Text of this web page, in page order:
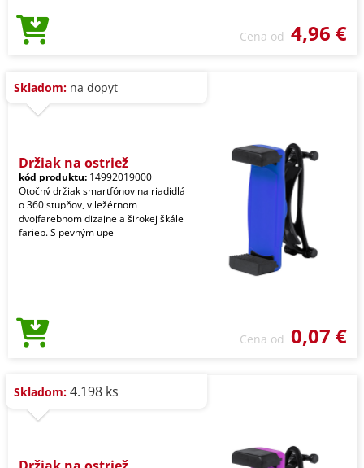
Cena od 4,96 €
Skladom: na dopyt
Držiak na ostriež
kód produktu: 14992019000
Otočný držiak smartfónov na riadidlá
o 360 stupňov, v ležérnom
dvojfarebnom dizajne a širokej škále
farieb. S pevným upe
Cena od 0,07 €
Skladom: 4.198 ks